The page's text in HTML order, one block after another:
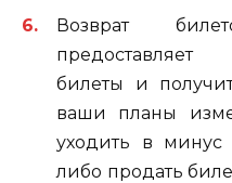
Возврат
предоставляет
билеты и
ваши планы
уходить в
либо продать